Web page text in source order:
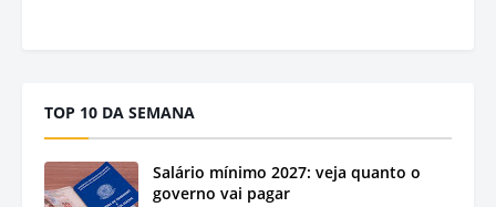
TOP 10 DA SEMANA
Salário mínimo 2027: veja quanto o
governo vai pagar